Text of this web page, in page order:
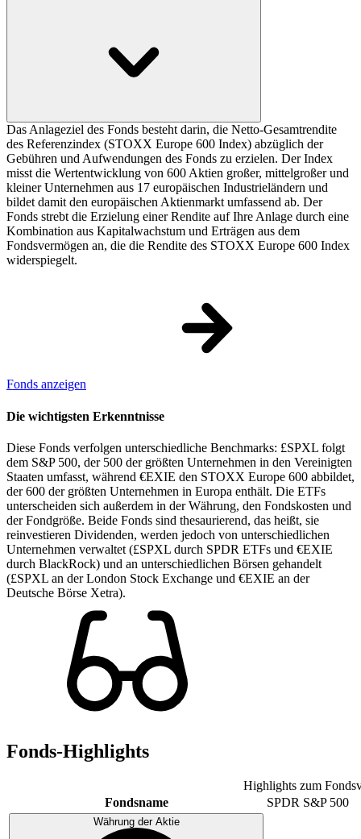
Das Anlageziel des Fonds besteht darin, die Netto-Gesamtrendite
des Referenzindex (STOXX Europe 600 Index) abzüglich der
Gebühren und Aufwendungen des Fonds zu erzielen. Der Index
misst die Wertentwicklung von 600 Aktien großer, mittelgroßer und
kleiner Unternehmen aus 17 europäischen Industrieländern und
bildet damit den europäischen Aktienmarkt umfassend ab. Der
Fonds strebt die Erzielung einer Rendite auf Ihre Anlage durch eine
Kombination aus Kapitalwachstum und Erträgen aus dem
Fondsvermögen an, die die Rendite des STOXX Europe 600 Index
widerspiegelt.
Fonds anzeigen
Die wichtigsten Erkenntnisse
Diese Fonds verfolgen unterschiedliche Benchmarks: £SPXL folgt
dem S&P 500, der 500 der größten Unternehmen in den Vereinigten
Staaten umfasst, während €EXIE den STOXX Europe 600 abbildet,
der 600 der größten Unternehmen in Europa enthält. Die ETFs
unterscheiden sich außerdem in der Währung, den Fondskosten und
der Fondgröße. Beide Fonds sind thesaurierend, das heißt, sie
reinvestieren Dividenden, werden jedoch von unterschiedlichen
Unternehmen verwaltet (£SPXL durch SPDR ETFs und €EXIE
durch BlackRock) und an unterschiedlichen Börsen gehandelt
(£SPXL an der London Stock Exchange und €EXIE an der
Deutsche Börse Xetra).
Fonds-Highlights
Highlights zum
Fondsname
SPDR S&P 500
Währung der Aktie